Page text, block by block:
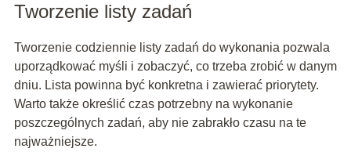
Tworzenie listy zadań
Tworzenie codziennie listy zadań do wykonania pozwala
uporządkować myśli i zobaczyć, co trzeba zrobić w danym
dniu. Lista powinna być konkretna i zawierać priorytety.
Warto także określić czas potrzebny na wykonanie
poszczególnych zadań, aby nie zabrakło czasu na te
najważniejsze.